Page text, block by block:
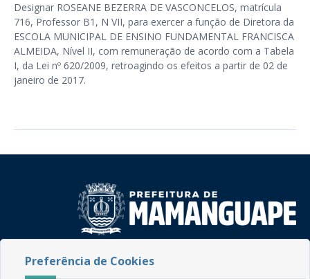
Designar ROSEANE BEZERRA DE VASCONCELOS, matrícula
716, Professor B1, N VII, para exercer a função de Diretora da
ESCOLA MUNICIPAL DE ENSINO FUNDAMENTAL FRANCISCA
ALMEIDA, Nível II, com remuneração de acordo com a Tabela
I, da Lei nº 620/2009, retroagindo os efeitos a partir de 02 de
janeiro de 2017.
Rua do Imperador, 78, Centro
Preferência de Cookies